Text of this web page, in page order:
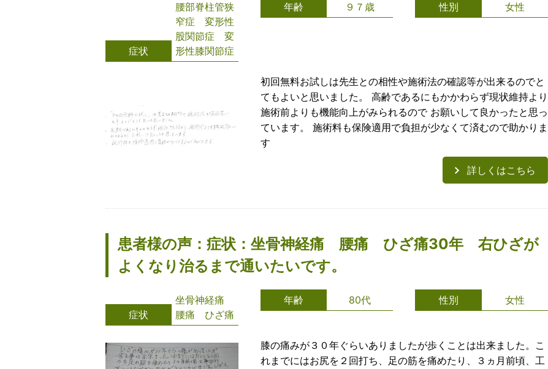
症状
腰部脊柱管狭
窄症 変形性
股関節症 変
形性膝関節症
年齢 ９７歳 性別 女性
初回無料お試しは先生との相性や施術法の確認等が出来るのでと
てもよいと思いました。 高齢であるにもかかわらず現状維持より
施術前よりも機能向上がみられるので お願いして良かったと思っ
ています。 施術料も保険適用で負担が少なくて済むので助かりま
す
詳しくはこちら
患者様の声：症状：坐骨神経痛 腰痛 ひざ痛30年 右ひざが
よくなり治るまで通いたいです。
症状
坐骨神経痛
腰痛 ひざ痛
年齢 80代 性別 女性
膝の痛みが３０年ぐらいありましたが歩くことは出来ました。こ
れまでにはお尻を２回打ち、足の筋を痛めたり、３ヵ月前頃、工